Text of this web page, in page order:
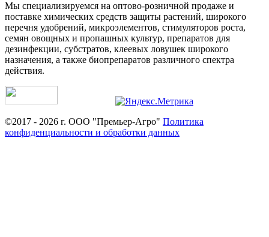
Мы специализируемся на оптово-розничной продаже и
поставке химических средств защиты растений, широкого
перечня удобрений, микроэлементов, стимуляторов роста,
семян овощных и пропашных культур, препаратов для
дезинфекции, субстратов, клеевых ловушек широкого
назначения, а также биопрепаратов различного спектра
действия.
©2017 - 2026 г. ООО "Премьер-Агро" Политика
конфиденциальности и обработки данных